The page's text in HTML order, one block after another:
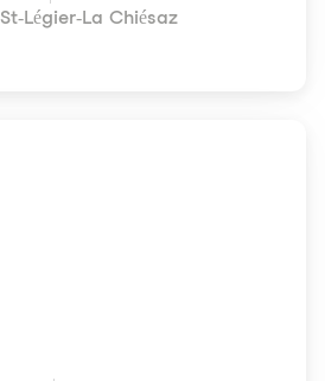
Légier-La Chiésaz